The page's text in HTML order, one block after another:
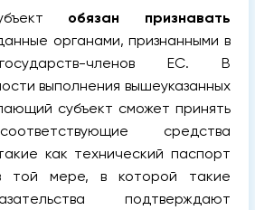
обязан признавать
органами, признанными в
членов ЕС. В
выполнения вышеуказанных
субъект сможет принять
средства
как технический паспорт
в той мере, в которой такие
подтверждают